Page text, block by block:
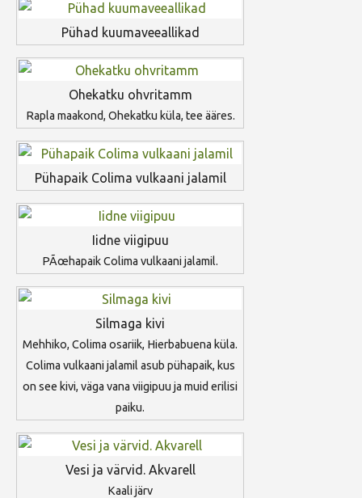
Pühad kuumaveeallikad
Ohekatku ohvritamm
Rapla maakond, Ohekatku küla, tee ääres.
Pühapaik Colima vulkaani jalamil
Iidne viigipuu
PÃœhapaik Colima vulkaani jalamil.
Silmaga kivi
Mehhiko, Colima osariik, Hierbabuena küla.
Colima vulkaani jalamil asub pühapaik, kus
on see kivi, väga vana viigipuu ja muid erilisi
paiku.
Vesi ja värvid. Akvarell
Kaali järv